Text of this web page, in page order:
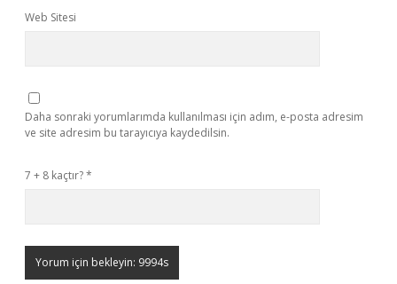
Web Sitesi
Daha sonraki yorumlarımda kullanılması için adım, e-posta adresim
ve site adresim bu tarayıcıya kaydedilsin.
7 + 8 kaçtır?*